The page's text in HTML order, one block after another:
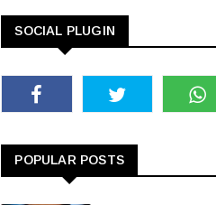
SOCIAL PLUGIN
POPULAR POSTS